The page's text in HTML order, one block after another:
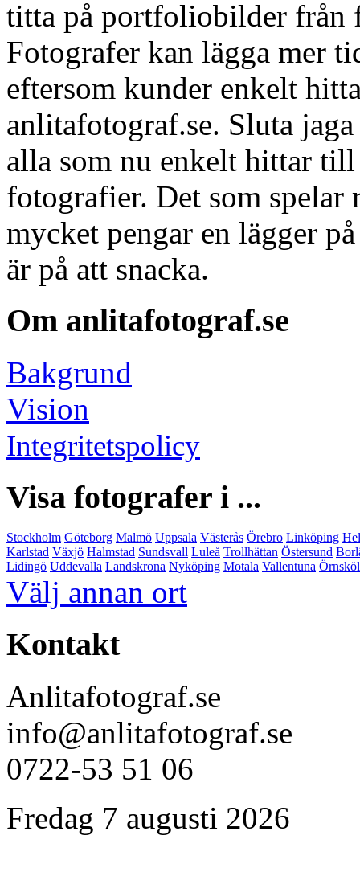
titta på portfoliobilder från
Fotografer kan lägga mer
eftersom kunder enkelt
anlitafotograf.se. Sluta
alla som nu enkelt hittar
fotografier. Det som
mycket pengar en lägger
är på att snacka.
Om anlitafotograf.se
Bakgrund
Vision
Integritetspolicy
Visa fotografer i ...
Stockholm Göteborg Malmö Uppsala Västerås Örebro Linköping
Karlstad Växjö Halmstad Sundsvall Luleå Trollhättan Östersund
Lidingö Uddevalla Landskrona Nyköping Motala Vallentuna
Välj annan ort
Kontakt
Anlitafotograf.se
info@anlitafotograf.se
0722-53 51 06
Fredag 7 augusti 2026